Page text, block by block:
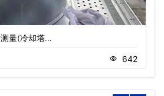
量(冷却塔…
642